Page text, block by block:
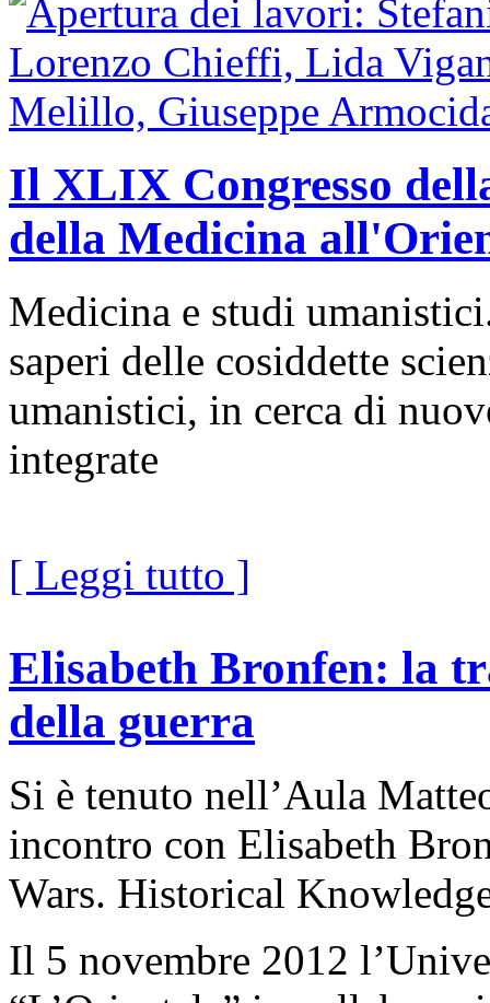
Il XLIX Congresso
della Medicina
Medicina e studi
saperi delle cosiddette
umanistici, in cerca di
integrate
[ Leggi tutto ]
Elisabeth Bronfen: la
della guerra
Si è tenuto nell’Aula
incontro con Elisabeth
Wars. Historical
Il 5 novembre 2012